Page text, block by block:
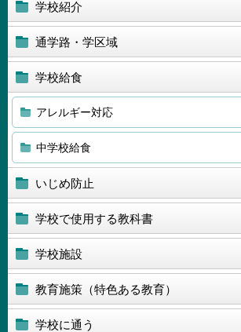
学校紹介
通学路・学区域
学校給食
アレルギー対応
中学校給食
いじめ防止
学校で使用する教科書
学校施設
教育施策（特色ある教育）
学校に通う